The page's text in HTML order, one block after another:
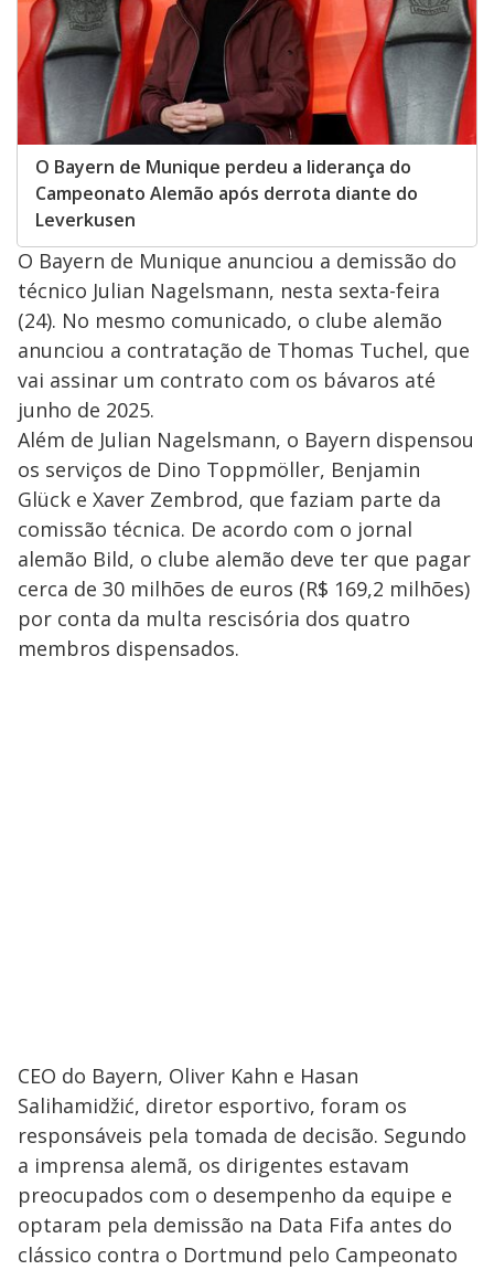
O Bayern de Munique perdeu a liderança do
Campeonato Alemão após derrota diante do
Leverkusen
O Bayern de Munique anunciou a demissão do
técnico Julian Nagelsmann, nesta sexta-feira
(24). No mesmo comunicado, o clube alemão
anunciou a contratação de Thomas Tuchel, que
vai assinar um contrato com os bávaros até
junho de 2025.
Além de Julian Nagelsmann, o Bayern dispensou
os serviços de Dino Toppmöller, Benjamin
Glück e Xaver Zembrod, que faziam parte da
comissão técnica. De acordo com o jornal
alemão Bild, o clube alemão deve ter que pagar
cerca de 30 milhões de euros (R$ 169,2 milhões)
por conta da multa rescisória dos quatro
membros dispensados.
CEO do Bayern, Oliver Kahn e Hasan
Salihamidžić, diretor esportivo, foram os
responsáveis pela tomada de decisão. Segundo
a imprensa alemã, os dirigentes estavam
preocupados com o desempenho da equipe e
optaram pela demissão na Data Fifa antes do
clássico contra o Dortmund pelo Campeonato